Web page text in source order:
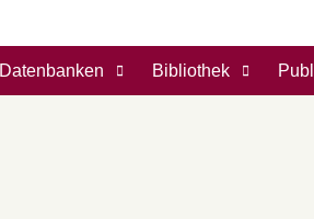
Datenbanken Bibliothek